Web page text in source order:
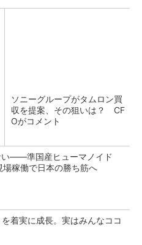
ソニーグループがタムロン買
収を提案、その狙いは？ CF
Oがコメント
い――準国産ヒューマノイド
場稼働で日本の勝ち筋へ
着実に成長。実はみんなココ